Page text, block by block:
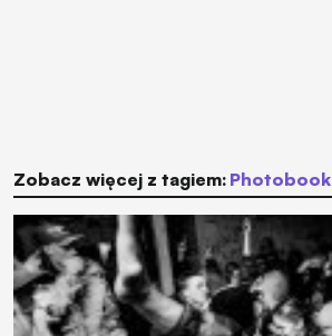
Zobacz więcej z tagiem: photobook